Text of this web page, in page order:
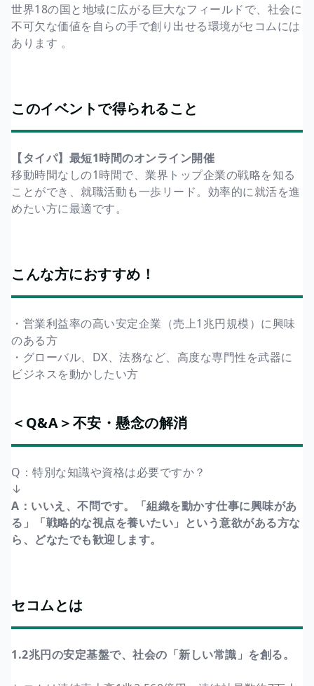
世界18の国と地域に広がる巨大なフィールドで、社会に
不可欠な価値を自らの手で創り出せる環境がセコムには
あります 。
このイベントで得られること
【タイパ】最短1時間のオンライン開催
移動時間なしの1時間で、業界トップ企業の戦略を知る
ことができ、就職活動も一歩リード。効率的に就活を進
めたい方に最適です。
こんな方におすすめ！
・営業利益率の高い安定企業（売上1兆円規模）に興味
のある方
・グローバル、DX、法務など、高度な専門性を武器に
ビジネスを動かしたい方
＜Q&A＞不安・懸念の解消
Q：特別な知識や資格は必要ですか？
↓
A：いいえ、不問です。「組織を動かす仕事に興味があ
る」「戦略的な視点を養いたい」という意欲がある方な
ら、どなたでも歓迎します。
セコムとは
1.2兆円の安定基盤で、社会の「新しい常識」を創る。